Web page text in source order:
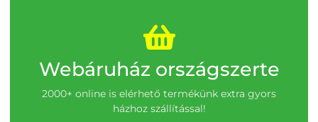
Webáruház országszerte
2000+ online is elérhető termékünk extra gyors
házhoz szállítással!